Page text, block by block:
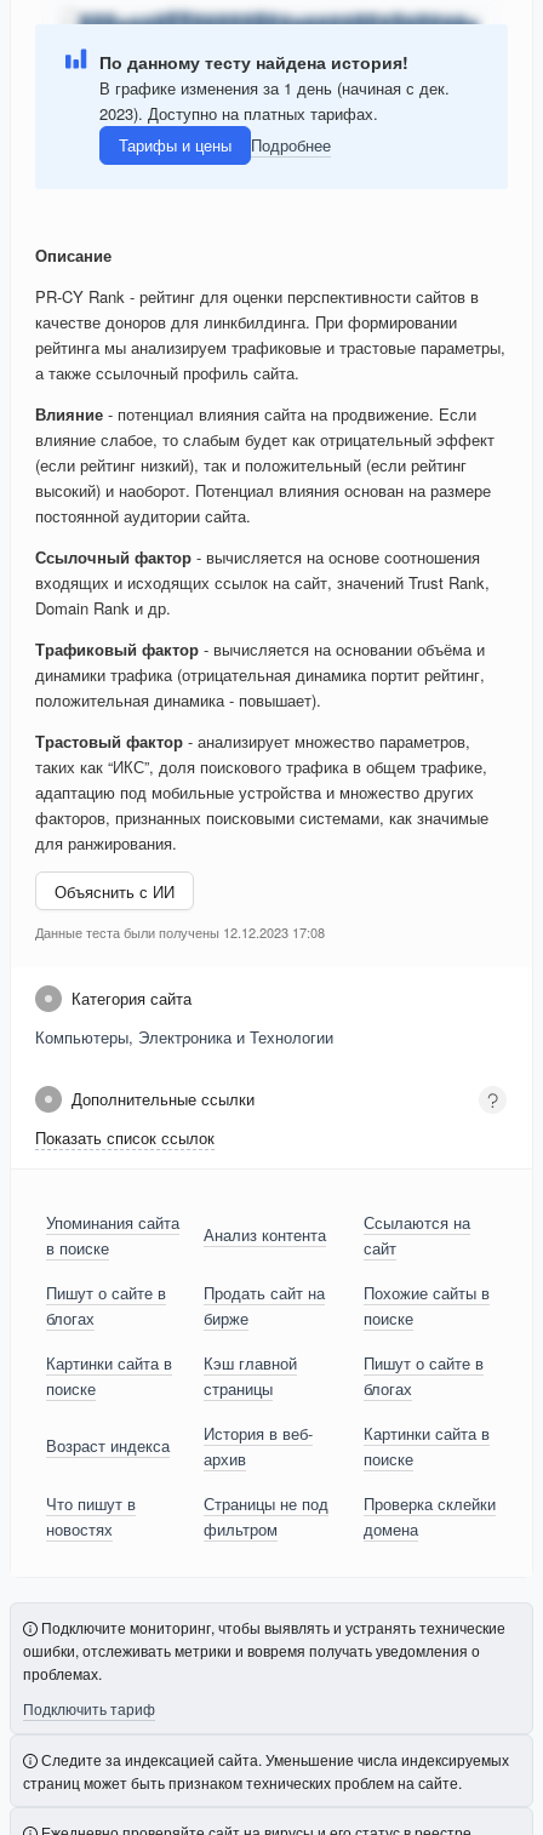
По данному тесту найдена история!
В графике изменения за 1 день (начиная с дек.
2023). Доступно на платных тарифах.
Тарифы и цены
Подробнее
Описание
PR-CY Rank - рейтинг для оценки перспективности сайтов в
качестве доноров для линкбилдинга. При формировании
рейтинга мы анализируем трафиковые и трастовые параметры,
а также ссылочный профиль сайта.
Влияние - потенциал влияния сайта на продвижение. Если
влияние слабое, то слабым будет как отрицательный эффект
(если рейтинг низкий), так и положительный (если рейтинг
высокий) и наоборот. Потенциал влияния основан на размере
постоянной аудитории сайта.
Ссылочный фактор - вычисляется на основе соотношения
входящих и исходящих ссылок на сайт, значений Trust Rank,
Domain Rank и др.
Трафиковый фактор - вычисляется на основании объёма и
динамики трафика (отрицательная динамика портит рейтинг,
положительная динамика - повышает).
Трастовый фактор - анализирует множество параметров,
таких как “ИКС”, доля поискового трафика в общем трафике,
адаптацию под мобильные устройства и множество других
факторов, признанных поисковыми системами, как значимые
для ранжирования.
Объяснить с ИИ
Данные теста были получены 12.12.2023 17:08
Категория сайта
Компьютеры, Электроника и Технологии
Дополнительные ссылки
Показать список ссылок
Упоминания сайта
в поиске
Анализ контента
Ссылаются на
сайт
Пишут о сайте в
блогах
Продать сайт на
бирже
Похожие сайты в
поиске
Картинки сайта в
поиске
Кэш главной
страницы
Пишут о сайте в
блогах
Возраст индекса
История в веб-
архив
Картинки сайта в
поиске
Что пишут в
новостях
Страницы не под
фильтром
Проверка склейки
домена
Подключите мониторинг, чтобы выявлять и устранять технические
ошибки, отслеживать метрики и вовремя получать уведомления о
проблемах.
Подключить тариф
Следите за индексацией сайта. Уменьшение числа индексируемых
страниц может быть признаком технических проблем на сайте.